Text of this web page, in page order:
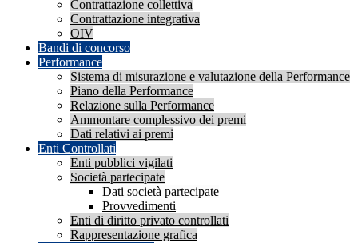
Contrattazione collettiva
Contrattazione integrativa
OIV
Bandi di concorso
Performance
Sistema di misurazione e valutazione della Performance
Piano della Performance
Relazione sulla Performance
Ammontare complessivo dei premi
Dati relativi ai premi
Enti Controllati
Enti pubblici vigilati
Società partecipate
Dati società partecipate
Provvedimenti
Enti di diritto privato controllati
Rappresentazione grafica